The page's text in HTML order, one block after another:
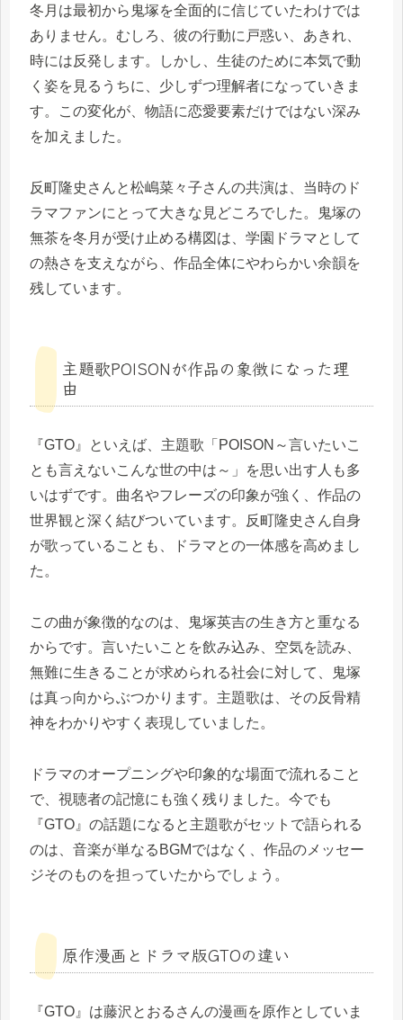
冬月は最初から鬼塚を全面的に信じていたわけでは
ありません。むしろ、彼の行動に戸惑い、あきれ、
時には反発します。しかし、生徒のために本気で動
く姿を見るうちに、少しずつ理解者になっていきま
す。この変化が、物語に恋愛要素だけではない深み
を加えました。
反町隆史さんと松嶋菜々子さんの共演は、当時のド
ラマファンにとって大きな見どころでした。鬼塚の
無茶を冬月が受け止める構図は、学園ドラマとして
の熱さを支えながら、作品全体にやわらかい余韻を
残しています。
主題歌POISONが作品の象徴になった理
由
『GTO』といえば、主題歌「POISON～言いたいこ
とも言えないこんな世の中は～」を思い出す人も多
いはずです。曲名やフレーズの印象が強く、作品の
世界観と深く結びついています。反町隆史さん自身
が歌っていることも、ドラマとの一体感を高めまし
た。
この曲が象徴的なのは、鬼塚英吉の生き方と重なる
からです。言いたいことを飲み込み、空気を読み、
無難に生きることが求められる社会に対して、鬼塚
は真っ向からぶつかります。主題歌は、その反骨精
神をわかりやすく表現していました。
ドラマのオープニングや印象的な場面で流れること
で、視聴者の記憶にも強く残りました。今でも
『GTO』の話題になると主題歌がセットで語られる
のは、音楽が単なるBGMではなく、作品のメッセー
ジそのものを担っていたからでしょう。
原作漫画とドラマ版GTOの違い
『GTO』は藤沢とおるさんの漫画を原作としていま